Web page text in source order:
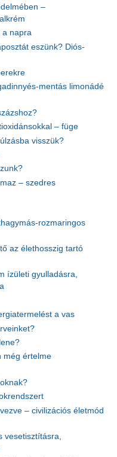
–
a napra
eszünk? Diós-
mentás limonádé
– füge
visszük?
– szedres
rozmaringos
az élethosszig tartó
ízületi gyulladásra,
a vas
még értelme
– civilizációs életmód
vesetisztításra,